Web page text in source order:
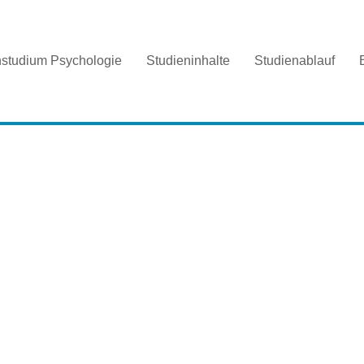
Psychologie Studieninhalte Studienablauf